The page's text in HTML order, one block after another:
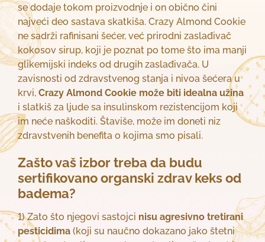
se dodaje tokom proizvodnje i on obično čini
najveći deo sastava skatkiša. Crazy Almond Cookie
ne sadrži rafinisani šećer, već prirodni zaslađivač
kokosov sirup, koji je poznat po tome što ima manji
glikemijski indeks od drugih zaslađivača. U
zavisnosti od zdravstvenog stanja i nivoa šećera u
krvi, Crazy Almond Cookie može biti idealna užina
i slatkiš za ljude sa insulinskom rezistencijom koji
im neće naškoditi. Štaviše, može im doneti niz
zdravstvenih benefita o kojima smo pisali.
Zašto vaš izbor treba da budu
sertifikovano organski zdrav keks od
badema?
1) Zato što njegovi sastojci nisu agresivno tretirani
pesticidima (koji su naučno dokazano jako štetni